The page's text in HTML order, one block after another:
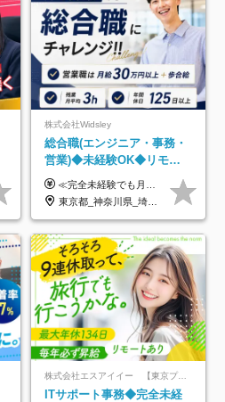
株式会社Widsley
総合職(エンジニア・事務・
営業)◆未経験OK◆リモー
トあり◆残業月3h◆服装髪
型自由
≪完全未経験でも月給40万円以上も可能です！≫ -------------- 【1】ITエンジニア 月給26万円～50万円＋プロジェクト手当＋資格手当 【2】IT事務、営業事務 月給26万円～50万円＋プロジェクト手当＋資格手当 ≪【1】【2】共通≫ ★上記給与には固定残業代20時間分(月3万719円～)を含みます。残業が超過した場合は、追加支給します(残業は月平均3時間とほぼ発生しません。残業がなくても、固定残業代は支給されます) ★試用期間6ヵ月あり（期間中は月給23万1000円～。固定残業代20時間分3万719円～を含む／超過分は別途支給） -------------- 【3】SES営業、SaaS営業 月給30万円以上＋インセンティブ＋各種手当 ★上記給与には固定残業代45時間分(月7万6967円～)を含みます。残業が超過した場合は、追加支給します(残業は月平均3時間とほぼ発生しません。残業がなくても、固定残業代は支給されます) ★試用期間6ヵ月あり(期間中も給与や福利厚生は同じです)
東京都_神奈川県_埼玉県_千葉県_大阪府_愛知県_北海道_青森県_岩手県_宮城県_秋田県_山形県_福島県_茨城県_栃木県_群馬県_新潟県_山梨県_長野県_富山県_石川県_福井県_静岡県_岐阜県_三重県_兵庫県_京都府_滋賀県_奈良県_和歌山県_広島県_岡山県_鳥取県_島根県_山口県_徳島県_香川県_愛媛県_高知県_福岡県_熊本県_佐賀県_長崎県_大分県_宮崎県_鹿児島県_沖縄県
株式会社エスアイイー 【東京プロマーケット上場】
ITサポート事務◆完全未経